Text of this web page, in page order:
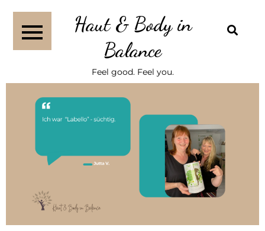
Haut & Body in
Balance
Feel good. Feel you.